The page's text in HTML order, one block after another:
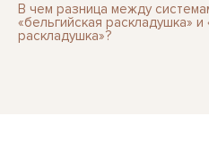
В чем разница между
«бельгийская раскладушка»
раскладушка»?